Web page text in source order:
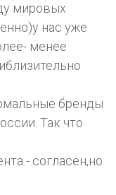
мировых
нас уже
менее
бренды
Так что
- согласен,но